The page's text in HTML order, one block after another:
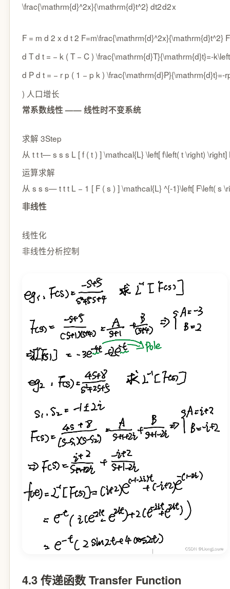
\frac{\mathrm{d}^2x}{\mathrm{d}t^2} dt2d2x
F = m d 2 x d t 2 F=m\frac{\mathrm{d}^2x}{\mathrm{d}t^2} F
d T d t = − k ( T − C ) \frac{\mathrm{d}T}{\mathrm{d}t}=-
d P d t = − r p ( 1 − p k )
) 人口增长
常系数线性 —— 线性时不变系统
求解 3Step
从 t tt—s s s L [ f ( t ) ] \mathcal{L} \left[ f\left( t \right) \right]
运算求解
从 s s s—t tt L − 1 [ F ( s ) ] \mathcal{L} ^{-1}\left[ F\left( s
非线性
线性化
非线性分析控制
4.3 传递函数 Transfer Function